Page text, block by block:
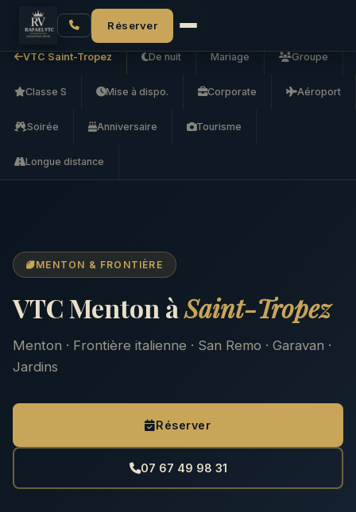
Réserver
Accueil VTC Saint-Tropez
VTC Saint-Tropez De nuit Mariage Groupe
Classe S Mise à dispo. Corporate Aéroport
Soirée Anniversaire Tourisme
Longue distance
MENTON & FRONTIÈRE
VTC Menton àSaint-Tropez
Menton · Frontière italienne · San Remo · Garavan ·
Jardins
Réserver
07 67 49 98 31